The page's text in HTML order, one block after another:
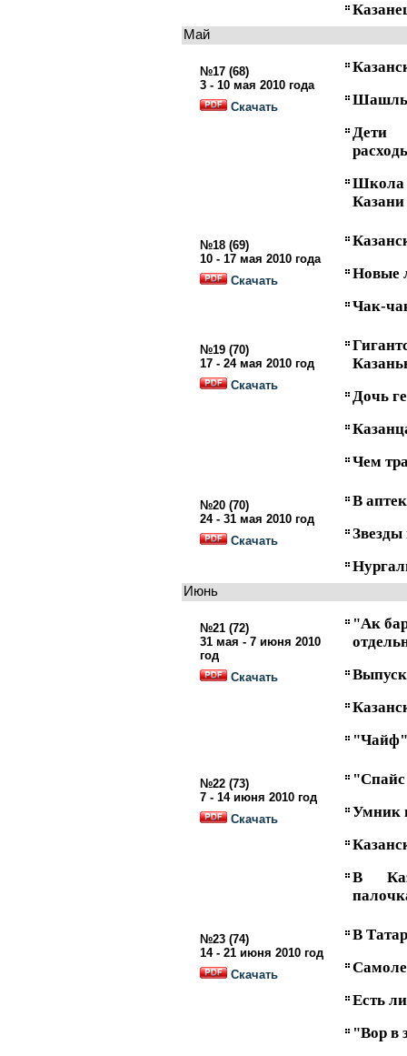
Май
№17 (68)
3 - 10 мая 2010 года
Скачать
Дети
Казани
№18 (69)
10 - 17 мая 2010 года
Скачать
Новые
Чак-
№19 (70)
17 - 24 мая 2010 год
Скачать
Дочь
Чем
№20 (70)
24 - 31 мая 2010 год
Скачать
В
Июнь
№21 (72)
31 мая - 7 июня 2010
год
Скачать
"Ак
"Чайф"
№22 (73)
7 - 14 июня 2010 год
Скачать
Умник
В
№23 (74)
14 - 21 июня 2010 год
Скачать
В
Есть
"Вор в